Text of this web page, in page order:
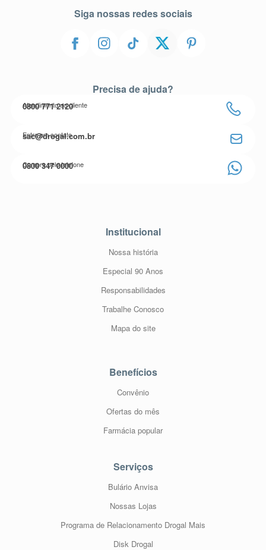
Siga nossas redes sociais
Precisa de ajuda?
Atendimento ao cliente
0800 771 2120
Entre em contato
sac@drogal.com.br
Compre pelo telefone
0800 347 0000
Institucional
Nossa história
Especial 90 Anos
Responsabilidades
Trabalhe Conosco
Mapa do site
Benefícios
Convênio
Ofertas do mês
Farmácia popular
Serviços
Bulário Anvisa
Nossas Lojas
Programa de Relacionamento Drogal Mais
Disk Drogal